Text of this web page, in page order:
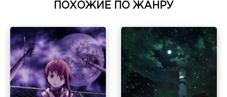
ПОХОЖИЕ ПО ЖАНРУ